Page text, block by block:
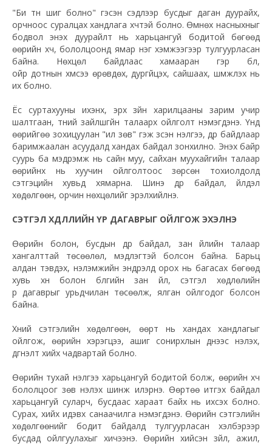
"Би түүн шиг болно" гэсэн сэдлээр бусдыг даган дуурайх,
орчноос суралцах хандлага хүчтэй болно. Өмнөх насныхныг
бодвол энэхүү дуурайлт нь харьцангуй бодитой бөгөөд
өөрийн хүч, бололцоонд ямар нэг хэмжээгээр тулгуурласан
байна. Нөхцөл байдлаас хамааран гэр бүл,
ойр дотнын хүмүүсээ өрөвдөх, дургүйцэх, сайшаах, шүүмжлэх нь
их болно.
Ёс суртахууны ихэнх, эрх зүйн харилцааны зарим учир
шалтгаан, түүний зайлшгүйн талаарх ойлголт нэмэгдэнэ. Үүнд
өөрийгөө зохицуулан "илүү зөв" гэж үзсэн үнэлгээ, дүр байдлаар
баримжаалан асуудалд хандах байдал зонхилно. Энэхүү байр
суурь ба мэдрэмж нь сайн муу, сайханмуухайгийн талаар
өөрийнх нь хуучин ойлголтоос зөрсөн тохиолдолд
сэтгэцийн хувьд хямарна. Шинэ дүр байдал, үйлдэл
хөдөлгөөн, орчин нөхцөлийг эрэлхийлнэ.
СЭТГЭЛ ХӨДЛӨЛИЙН ҮР ДАГАВРЫГ ОЙЛГОЖ ЭХЭЛНЭ
Өөрийн болон, бусдын дүр байдал, зан үйлийн талаар
хангалттай төсөөлөл, мэдлэгтэй болсон байна. Барьц
алдан тэвдэх, үнэлэмжийн эндүүрэлд орох нь багасах бөгөөд
хувь хүн болон бүлгийн зан үйл, сэтгэл хөдлөлийн
үр дагаврыг урьдчилан төсөөлж, ялган ойлгодог болсон
байна.
Хүний сэтгэлийн хөдөлгөөн, өөрт нь хандах хандлагыг
ойлгож, өөрийн хэрэгцээ, ашиг сонирхлын үүднээс үнэлэх,
дүгнэлт хийх чадвартай болно.
Өөрийн тухай үнэлгээ харьцангуй бодитой болж, өөрийн хүч
бололцоог зөв үнэлэх шинж илэрнэ. Өөртөө итгэх байдал
харьцангуй суларч, бусдаас хараат байх нь ихсэх болно.
Сурах, хийхидэвх санаачилга нэмэгдэнэ. Өөрийн сэтгэлийн
хөдөлгөөнийг бодит байдалд тулгуурласан хэлбэрээр
бусдад ойлгуулахыг хичээнэ. Өөрийн хийсэн зүйл, ажил,